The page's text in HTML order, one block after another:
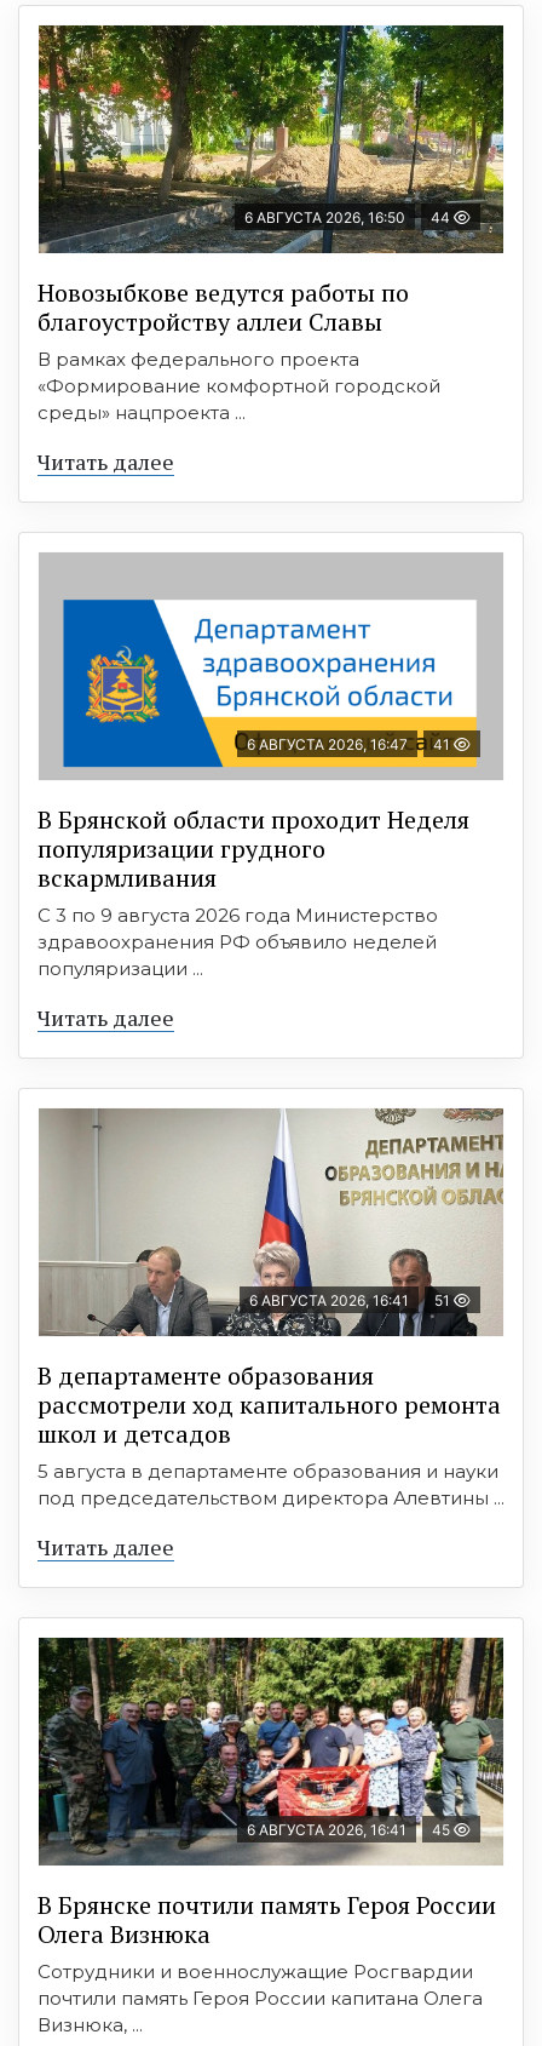
6 АВГУСТА 2026, 16:50 44
Новозыбкове ведутся работы по
благоустройству аллеи Славы
В рамках федерального проекта
«Формирование комфортной городской
среды» нацпроекта ...
Читать далее
6 АВГУСТА 2026, 16:47 41
В Брянской области проходит Неделя
популяризации грудного
вскармливания
С 3 по 9 августа 2026 года Министерство
здравоохранения РФ объявило неделей
популяризации ...
Читать далее
6 АВГУСТА 2026, 16:41 51
В департаменте образования
рассмотрели ход капитального ремонта
школ и детсадов
5 августа в департаменте образования и науки
под председательством директора Алевтины ...
Читать далее
6 АВГУСТА 2026, 16:41 45
В Брянске почтили память Героя России
Олега Визнюка
Сотрудники и военнослужащие Росгвардии
почтили память Героя России капитана Олега
Визнюка, ...